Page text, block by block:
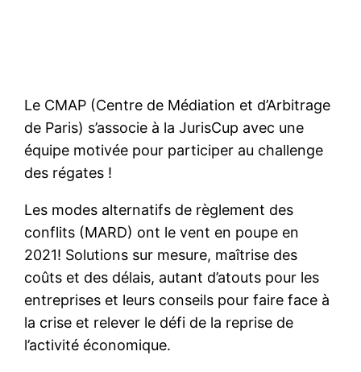
Le CMAP (Centre de Médiation et d’Arbitrage
de Paris) s’associe à la JurisCup avec une
équipe motivée pour participer au challenge
des régates !
Les modes alternatifs de règlement des
conflits (MARD) ont le vent en poupe en
2021! Solutions sur mesure, maîtrise des
coûts et des délais, autant d’atouts pour les
entreprises et leurs conseils pour faire face à
la crise et relever le défi de la reprise de
l’activité économique.